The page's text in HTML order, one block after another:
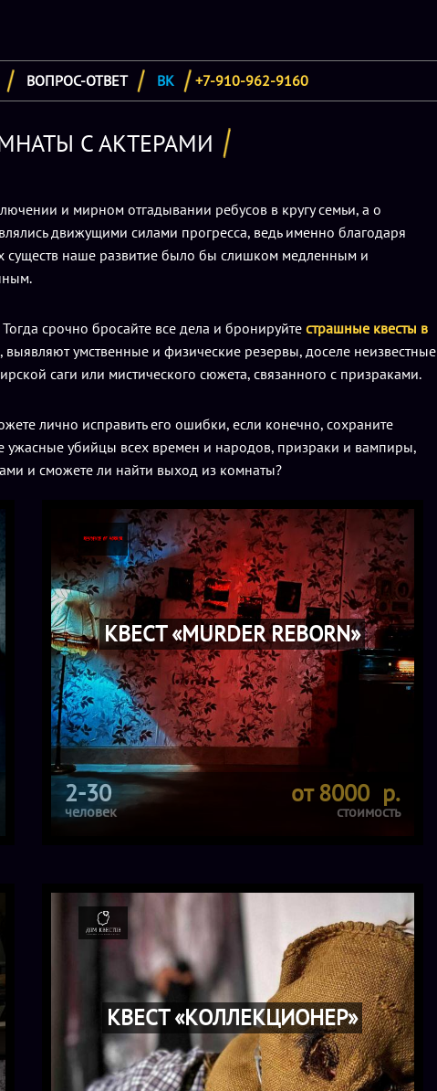
ВОПРОС-ОТВЕТ ВК +7-910-962-9160
С АКТЕРАМИ
и мирном отгадывании ребусов в кругу семьи, а о
движущими силами прогресса, ведь именно благодаря
существ наше развитие было бы слишком медленным и
срочно бросайте все дела и бронируйте страшные квесты в
умственные и физические резервы, доселе неизвестные
саги или мистического сюжета, связанного с призраками.
лично исправить его ошибки, если конечно, сохраните
ужасные убийцы всех времен и народов, призраки и вампиры,
и сможете ли найти выход из комнаты?
КВЕСТ «MURDER REBORN»
2-30
человек
от 8000 р.
стоимость
КВЕСТ «КОЛЛЕКЦИОНЕР»